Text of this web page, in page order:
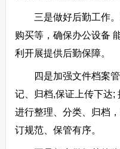
三是做好后勤工作。
购买等，确保办公设备
利开展提供后勤保障。
四是加强文件档案管
记、归档,保证上传下达;
进行整理、分类、归档
订规范、保管有序。